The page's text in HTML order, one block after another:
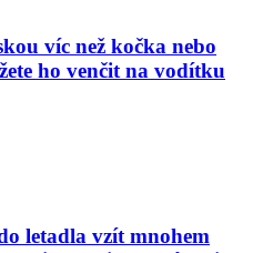
víc než kočka nebo
ho venčit na vodítku
letadla vzít mnohem